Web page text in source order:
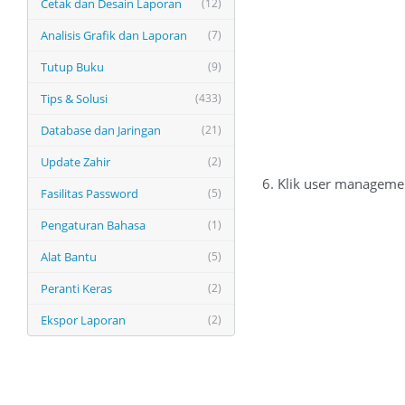
(12)
Cetak dan Desain Laporan
(7)
Analisis Grafik dan Laporan
(9)
Tutup Buku
(433)
Tips & Solusi
(21)
Database dan Jaringan
(2)
Update Zahir
(5)
Fasilitas Password
(1)
Pengaturan Bahasa
(5)
Alat Bantu
(2)
Peranti Keras
(2)
Ekspor Laporan
6. Klik user